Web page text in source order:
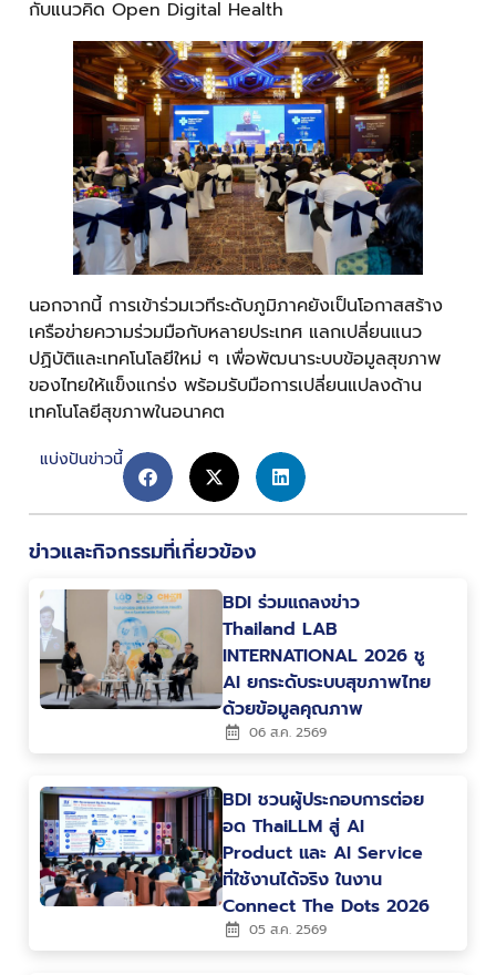
กับแนวคิด Open Digital Health
นอกจากนี้ การเข้าร่วมเวทีระดับภูมิภาคยังเป็นโอกาสสร้าง
เครือข่ายความร่วมมือกับหลายประเทศ แลกเปลี่ยนแนว
ปฏิบัติและเทคโนโลยีใหม่ ๆ เพื่อพัฒนาระบบข้อมูลสุขภาพ
ของไทยให้แข็งแกร่ง พร้อมรับมือการเปลี่ยนแปลงด้าน
เทคโนโลยีสุขภาพในอนาคต
แบ่งปันข่าวนี้
ข่าวและกิจกรรมที่เกี่ยวข้อง
BDI ร่วมแถลงข่าว
Thailand LAB
INTERNATIONAL 2026 ชู
AI ยกระดับระบบสุขภาพไทย
ด้วยข้อมูลคุณภาพ
06 ส.ค. 2569
BDI ชวนผู้ประกอบการต่อย
อด ThaiLLM สู่ AI
Product และ AI Service
ที่ใช้งานได้จริง ในงาน
Connect The Dots 2026
05 ส.ค. 2569